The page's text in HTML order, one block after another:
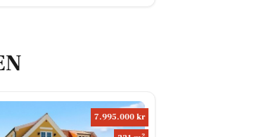
7.995.000 kr